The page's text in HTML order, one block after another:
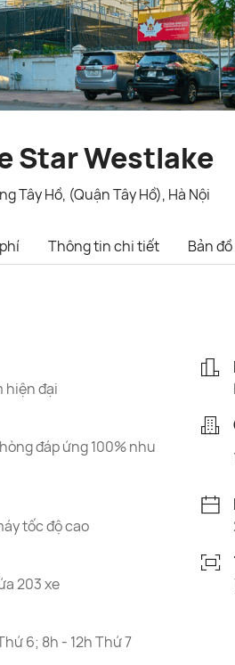
Star Westlake
Tây Hồ, (Quận Tây Hồ), Hà Nội
Thông tin chi tiết Bản đồ
hiện đại
đáp ứng 100% nhu
tốc độ cao
203 xe
6; 8h - 12h Thứ 7